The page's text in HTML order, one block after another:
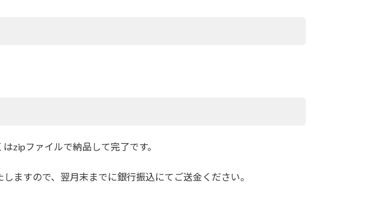
zipファイルで納品して完了です。
ますので、翌月末までに銀行振込にてご送金ください。